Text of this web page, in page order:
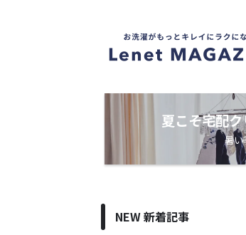
類
ケ
洗
ウ
ハ
ウ
メ
夏こそ宅配
暑い
NEW 新着記事